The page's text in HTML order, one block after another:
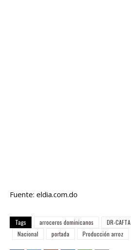
Fuente: eldia.com.do
Tags arroceros dominicanos DR-CAFTA
Nacional
portada Producción arroz